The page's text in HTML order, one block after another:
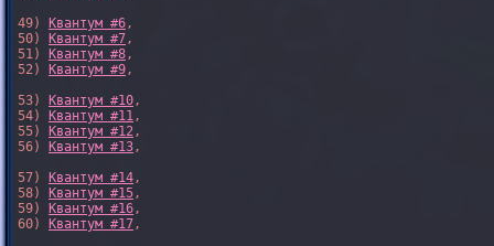
49)
Квантум #6,
50)
Квантум #7,
51)
Квантум #8,
52)
Квантум #9,
53)
Квантум #10,
54)
Квантум #11,
55)
Квантум #12,
56)
Квантум #13,
57)
Квантум #14,
58)
Квантум #15,
59)
Квантум #16,
60)
Квантум #17,